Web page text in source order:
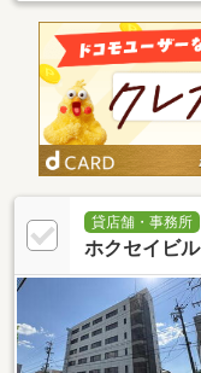
貸店舗・事務所
ホクセイビル